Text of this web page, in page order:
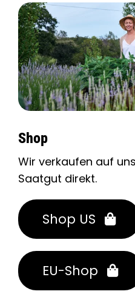
Shop
Wir verkaufen auf
Saatgut direkt.
Shop US
EU-Shop